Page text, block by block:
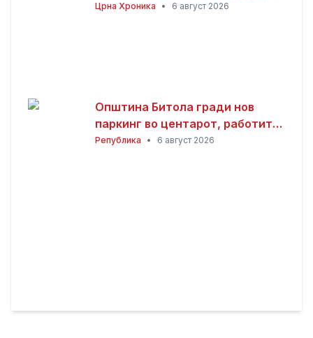
Црна Хроника • 6 август 2026
Општина Битола гради нов
паркинг во центарот, работите
се во завршна фаза
Република • 6 август 2026